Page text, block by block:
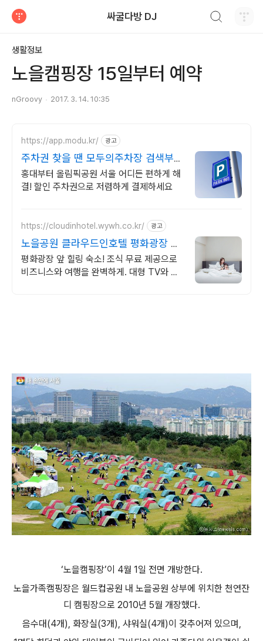
싸굴다방 DJ
생활정보
노을캠핑장 15일부터 예약
nGroovy 2017. 3. 14. 10:35
https://app.modu.kr/ 광고
주차권 찾을 땐 모두의주차장 검색부터
결제까지 한번에!
홍대부터 올림픽공원 서울 어디든 편하게 해
결! 할인 주차권으로 저렴하게 결제하세요
https://cloudinhotel.wywh.co.kr/ 광고
노을공원 클라우드인호텔 평화광장 도
보 10분 거리
평화광장 앞 힐링 숙소! 조식 무료 제공으로
비즈니스와 여행을 완벽하게. 대형 TV와 넷
‘노을캠핑장’이 4월 1일 전면 개방한다.
노을가족캠핑장은 월드컵공원 내 노을공원 상부에 위치한 천연잔
디 캠핑장으로 2010년 5월 개장했다.
음수대(4개), 화장실(3개), 샤워실(4개)이 갖추어져 있으며,